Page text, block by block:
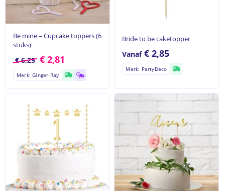
Be mine – Cupcake toppers (6
stuks)
€6,25 € 2,81
Merk: Ginger Ray
Bride to be caketopper
Vanaf€2,85
Merk: PartyDeco